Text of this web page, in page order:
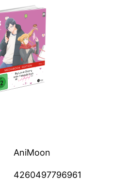
AniMoon
4260497796961